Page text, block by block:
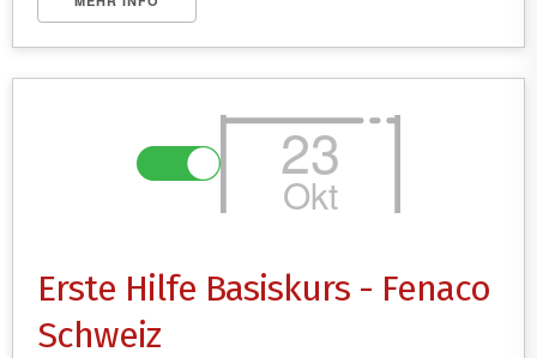
23
Okt
Erste Hilfe Basiskurs - Fenaco
Schweiz